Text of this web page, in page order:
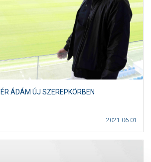
ÁDÁM ÚJ SZEREPKÖRBEN
2021.06.01